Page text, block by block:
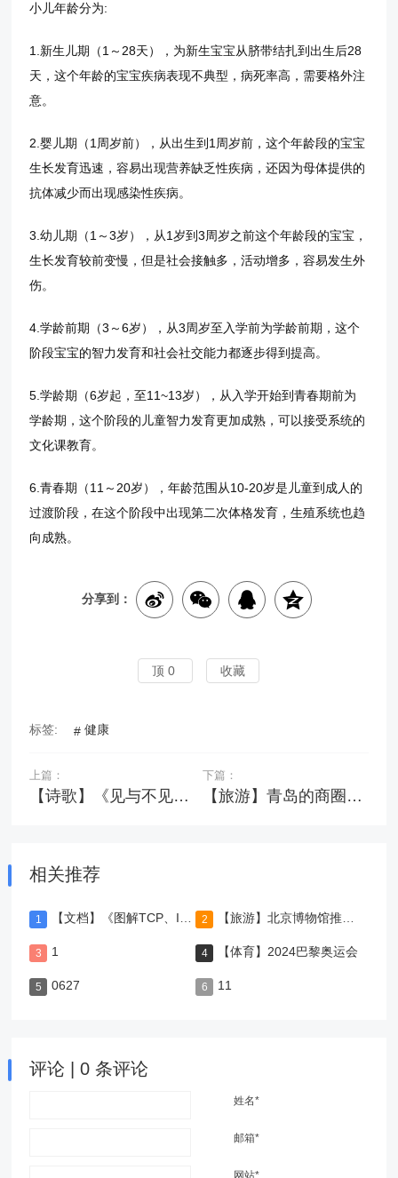
小儿年龄分为:
1.新生儿期（1～28天），为新生宝宝从脐带结扎到出生后28
天，这个年龄的宝宝疾病表现不典型，病死率高，需要格外注
意。
2.婴儿期（1周岁前），从出生到1周岁前，这个年龄段的宝宝
生长发育迅速，容易出现营养缺乏性疾病，还因为母体提供的
抗体减少而出现感染性疾病。
3.幼儿期（1～3岁），从1岁到3周岁之前这个年龄段的宝宝，
生长发育较前变慢，但是社会接触多，活动增多，容易发生外
伤。
4.学龄前期（3～6岁），从3周岁至入学前为学龄前期，这个
阶段宝宝的智力发育和社会社交能力都逐步得到提高。
5.学龄期（6岁起，至11~13岁），从入学开始到青春期前为
学龄期，这个阶段的儿童智力发育更加成熟，可以接受系统的
文化课教育。
6.青春期（11～20岁），年龄范围从10-20岁是儿童到成人的
过渡阶段，在这个阶段中出现第二次体格发育，生殖系统也趋
向成熟。
分享到：
顶 0 收藏
标签: 健康
上篇：
【诗歌】《见与不见》仓央嘉措的诗
下篇：
【旅游】青岛的商圈有哪些
相关推荐
【文档】《图解TCP、IP》-第5版 【旅游】北京博物馆推荐，值得一去
1 【体育】2024巴黎奥运会
0627 11
评论 | 0 条评论
姓名*
邮箱*
网站*